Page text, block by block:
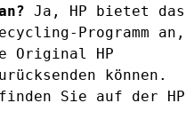
Ja, HP bietet das
Programm an,
Original HP
können.
Sie auf der HP